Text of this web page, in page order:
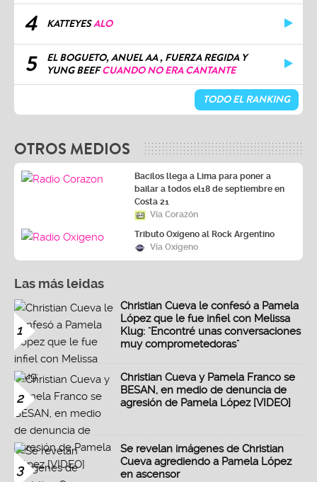
4 KATTEYESALO
5
EL BOGUETO, ANUEL AA , FUERZA REGIDA Y
YUNG BEEFCUANDO NO ERA CANTANTE
TODO EL RANKING
OTROS MEDIOS
Bacilos llega a Lima para poner a
bailar a todos el18 de septiembre en
Costa 21
Vía Corazón
Tributo Oxígeno al Rock Argentino
Vía Oxígeno
Las más leidas
1
Christian Cueva le confesó a Pamela
López que le fue infiel con Melissa
Klug: "Encontré unas conversaciones
muy comprometedoras"
2
Christian Cueva y Pamela Franco se
BESAN, en medio de denuncia de
agresión de Pamela López [VIDEO]
3
Se revelan imágenes de Christian
Cueva agrediendo a Pamela López
en ascensor